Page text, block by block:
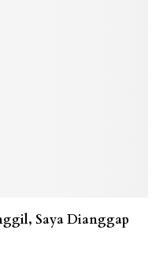
Saya Dianggap